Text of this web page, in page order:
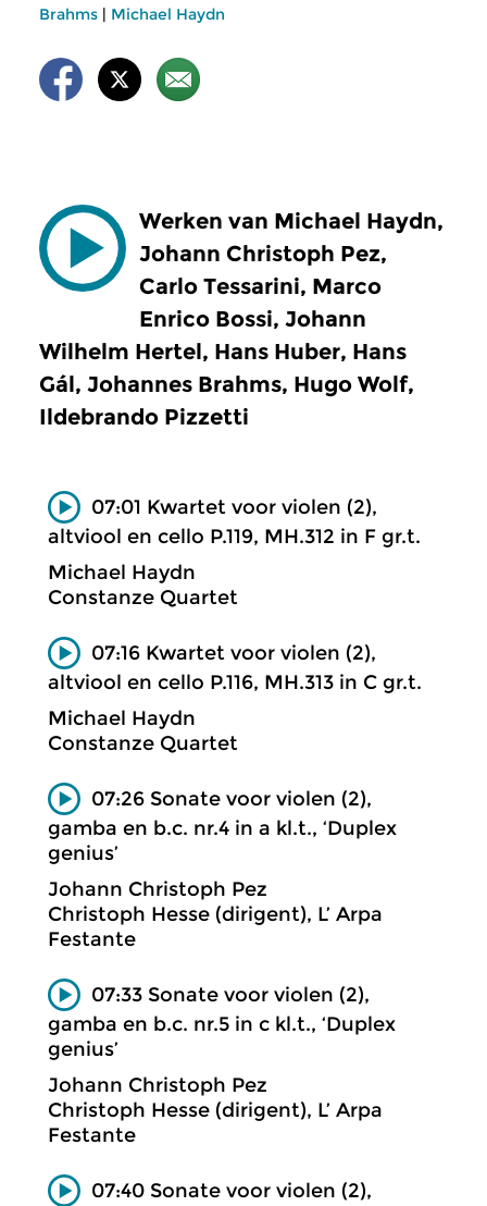
Brahms | Michael Haydn
Werken van Michael Haydn,
Johann Christoph Pez,
Carlo Tessarini, Marco
Enrico Bossi, Johann
Wilhelm Hertel, Hans Huber, Hans
Gál, Johannes Brahms, Hugo Wolf,
Ildebrando Pizzetti
07:01 Kwartet voor violen (2),
altviool en cello P.119, MH.312 in F gr.t.
Michael Haydn
Constanze Quartet
07:16 Kwartet voor violen (2),
altviool en cello P.116, MH.313 in C gr.t.
Michael Haydn
Constanze Quartet
07:26 Sonate voor violen (2),
gamba en b.c. nr.4 in a kl.t., ‘Duplex
genius’
Johann Christoph Pez
Christoph Hesse (dirigent), L’ Arpa
Festante
07:33 Sonate voor violen (2),
gamba en b.c. nr.5 in c kl.t., ‘Duplex
genius’
Johann Christoph Pez
Christoph Hesse (dirigent), L’ Arpa
Festante
07:40 Sonate voor violen (2),